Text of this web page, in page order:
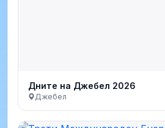
Дните на Джебел 2026
Джебел